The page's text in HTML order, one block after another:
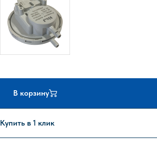
В корзину
Купить в 1 клик